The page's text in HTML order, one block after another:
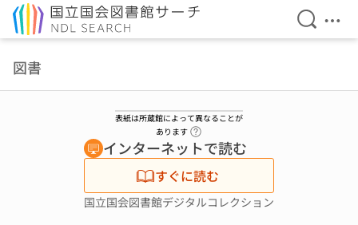
検索を
メ
図書
表紙は所蔵館によって異なることが
あります
インターネットで読む
すぐに読む
国立国会図書館デジタルコレクション